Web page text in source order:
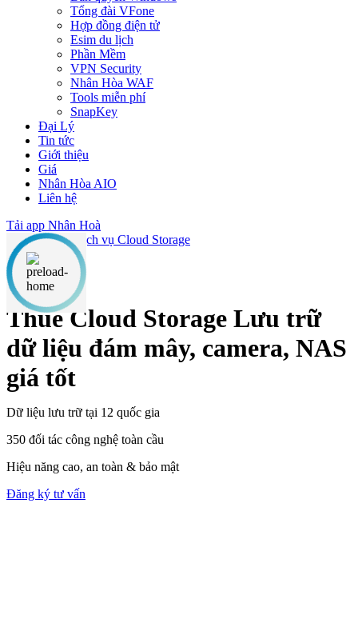
Tổng đài VFone
Hợp đồng điện tử
Esim du lịch
Phần Mềm
VPN Security
Nhân Hòa WAF
Tools miễn phí
SnapKey
Đại Lý
Tin tức
Giới thiệu
Giá
Nhân Hòa AIO
Liên hệ
Tải app Nhân Hoà
Dịch vụ Cloud Storage
Thuê Cloud Storage Lưu trữ
dữ liệu đám mây, camera, NAS
giá tốt
Dữ liệu lưu trữ tại 12 quốc gia
350 đối tác công nghệ toàn cầu
Hiệu năng cao, an toàn & bảo mật
Đăng ký tư vấn